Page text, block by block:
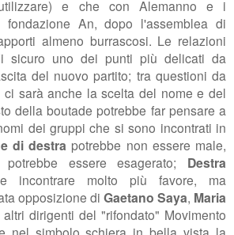
e che con Alemanno e i
fondazione An, dopo l'assemblea di
almeno burrascosi. Le relazioni
sicuro uno dei punti più delicati da
del nuovo partito; tra questioni da
ci sarà anche la scelta del nome e del
della boutade potrebbe far pensare a
dei gruppi che si sono incontrati in
di destra potrebbe non essere male,
essere esagerato; Destra
incontrare molto più favore, ma
opposizione di Gaetano Saya, Maria
dirigenti del "rifondato" Movimento